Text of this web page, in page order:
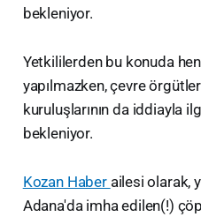
bekleniyor.
Yetkililerden bu konuda
yapılmazken, çevre
kuruluşlarının da iddiayla
bekleniyor.
Kozan Haber ailesi olarak,
Adana'da imha edilen(!)